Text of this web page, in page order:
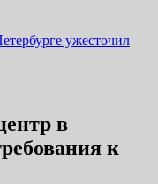
ужесточил
в
к